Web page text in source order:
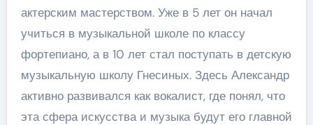
актерским мастерством. Уже в 5 лет он начал
учиться в музыкальной школе по классу
фортепиано, а в 10 лет стал поступать в детскую
музыкальную школу Гнесиных. Здесь Александр
активно развивался как вокалист, где понял, что
эта сфера искусства и музыка будут его главной